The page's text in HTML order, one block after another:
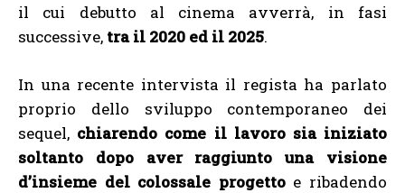
il cui debutto al cinema avverrà, in fasi
successive, tra il 2020 ed il 2025.
In una recente intervista il regista ha parlato
proprio dello sviluppo contemporaneo dei
sequel, chiarendo come il lavoro sia iniziato
soltanto dopo aver raggiunto una visione
d’insieme del colossale progettoe ribadendo